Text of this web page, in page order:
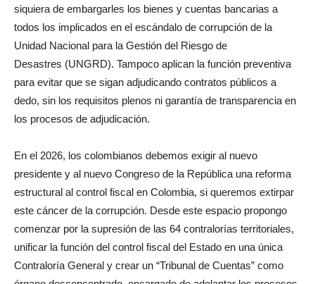
siquiera de embargarles los bienes y cuentas bancarias a
todos los implicados en el escándalo de corrupción de la
Unidad Nacional para la Gestión del Riesgo de
Desastres (UNGRD). Tampoco aplican la función preventiva
para evitar que se sigan adjudicando contratos públicos a
dedo, sin los requisitos plenos ni garantía de transparencia en
los procesos de adjudicación.
En el 2026, los colombianos debemos exigir al nuevo
presidente y al nuevo Congreso de la República una reforma
estructural al control fiscal en Colombia, si queremos extirpar
este cáncer de la corrupción. Desde este espacio propongo
comenzar por la supresión de las 64 contralorías territoriales,
unificar la función del control fiscal del Estado en una única
Contraloría General y crear un “Tribunal de Cuentas” como